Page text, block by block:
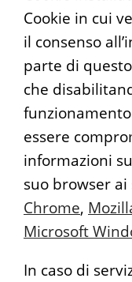
Cookie in cui
il consenso
parte di
che
essere
informazioni
suo browser
Chrome,
Microsoft
In caso di